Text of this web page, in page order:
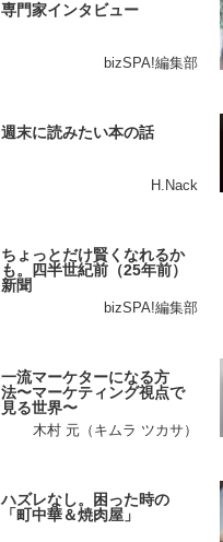
専門家インタビュー
bizSPA!編集部
週末に読みたい本の話
H.Nack
ちょっとだけ賢くなれるか
も。四半世紀前（25年前）
新聞
bizSPA!編集部
一流マーケターになる方
法〜マーケティング視点で
見る世界〜
木村 元（キムラ ツカサ）
ハズレなし。困った時の
「町中華＆焼肉屋」